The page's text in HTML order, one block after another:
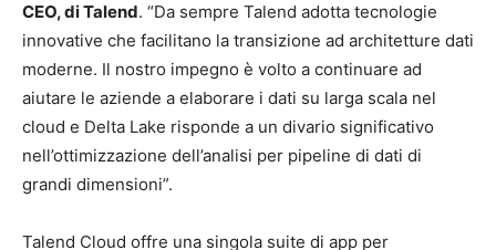
CEO, di Talend. “Da sempre Talend adotta tecnologie
innovative che facilitano la transizione ad architetture dati
moderne. Il nostro impegno è volto a continuare ad
aiutare le aziende a elaborare i dati su larga scala nel
cloud e Delta Lake risponde a un divario significativo
nell’ottimizzazione dell’analisi per pipeline di dati di
grandi dimensioni”.
Talend Cloud offre una singola suite di app per